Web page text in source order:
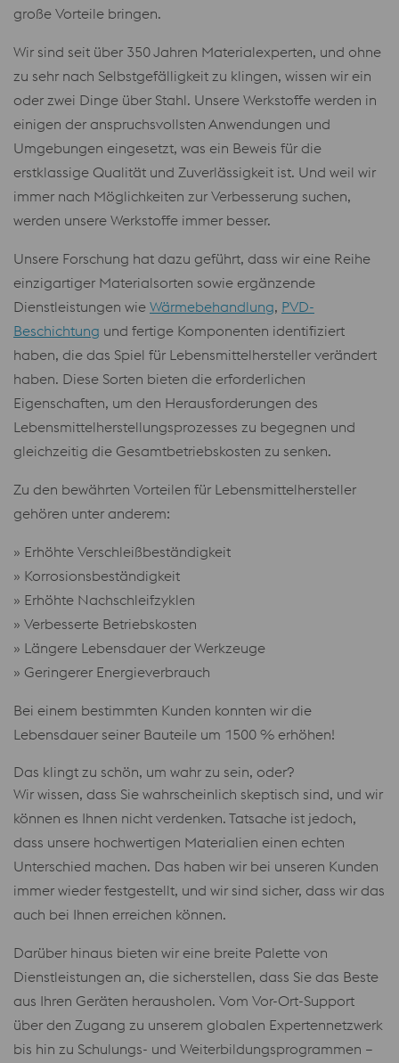
große Vorteile bringen.
Wir sind seit über 350 Jahren Materialexperten, und ohne
zu sehr nach Selbstgefälligkeit zu klingen, wissen wir ein
oder zwei Dinge über Stahl. Unsere Werkstoffe werden in
einigen der anspruchsvollsten Anwendungen und
Umgebungen eingesetzt, was ein Beweis für die
erstklassige Qualität und Zuverlässigkeit ist. Und weil wir
immer nach Möglichkeiten zur Verbesserung suchen,
werden unsere Werkstoffe immer besser.
Unsere Forschung hat dazu geführt, dass wir eine Reihe
einzigartiger Materialsorten sowie ergänzende
Dienstleistungen wie Wärmebehandlung, PVD-
Beschichtung und fertige Komponenten identifiziert
haben, die das Spiel für Lebensmittelhersteller verändert
haben. Diese Sorten bieten die erforderlichen
Eigenschaften, um den Herausforderungen des
Lebensmittelherstellungsprozesses zu begegnen und
gleichzeitig die Gesamtbetriebskosten zu senken.
Zu den bewährten Vorteilen für Lebensmittelhersteller
gehören unter anderem:
» Erhöhte Verschleißbeständigkeit
» Korrosionsbeständigkeit
» Erhöhte Nachschleifzyklen
» Verbesserte Betriebskosten
» Längere Lebensdauer der Werkzeuge
» Geringerer Energieverbrauch
Bei einem bestimmten Kunden konnten wir die
Lebensdauer seiner Bauteile um 1500 % erhöhen!
Das klingt zu schön, um wahr zu sein, oder?
Wir wissen, dass Sie wahrscheinlich skeptisch sind, und wir
können es Ihnen nicht verdenken. Tatsache ist jedoch,
dass unsere hochwertigen Materialien einen echten
Unterschied machen. Das haben wir bei unseren Kunden
immer wieder festgestellt, und wir sind sicher, dass wir das
auch bei Ihnen erreichen können.
Darüber hinaus bieten wir eine breite Palette von
Dienstleistungen an, die sicherstellen, dass Sie das Beste
aus Ihren Geräten herausholen. Vom Vor-Ort-Support
über den Zugang zu unserem globalen Expertennetzwerk
bis hin zu Schulungs- und Weiterbildungsprogrammen –